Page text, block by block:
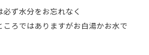
ず水分をお忘れなく
ころではありますがお白湯かお水で